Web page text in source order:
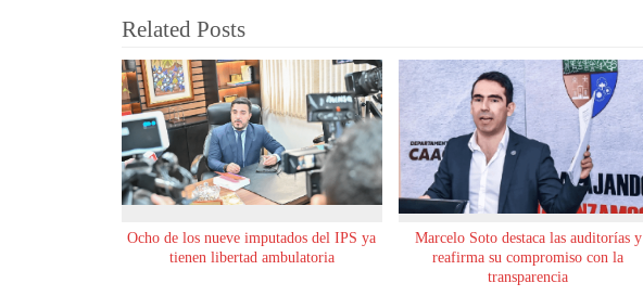
Related Posts
Ocho de los nueve imputados del IPS ya
tienen libertad ambulatoria
Marcelo Soto destaca las auditorías y
reafirma su compromiso con la
transparencia